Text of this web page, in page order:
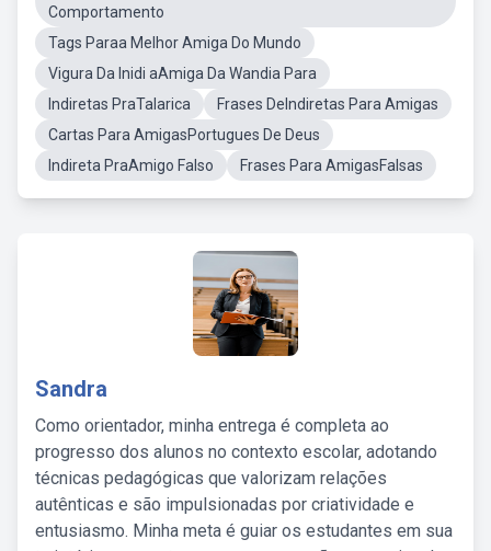
Comportamento
Tags Paraa Melhor Amiga Do Mundo
Vigura Da Inidi aAmiga Da Wandia Para
Indiretas PraTalarica
Frases DeIndiretas Para Amigas
Cartas Para AmigasPortugues De Deus
Indireta PraAmigo Falso
Frases Para AmigasFalsas
Sandra
Como orientador, minha entrega é completa ao
progresso dos alunos no contexto escolar, adotando
técnicas pedagógicas que valorizam relações
autênticas e são impulsionadas por criatividade e
entusiasmo. Minha meta é guiar os estudantes em sua